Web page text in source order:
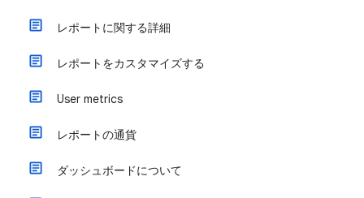
レポートに関する詳細
レポートをカスタマイズする
User metrics
レポートの通貨
ダッシュボードについて